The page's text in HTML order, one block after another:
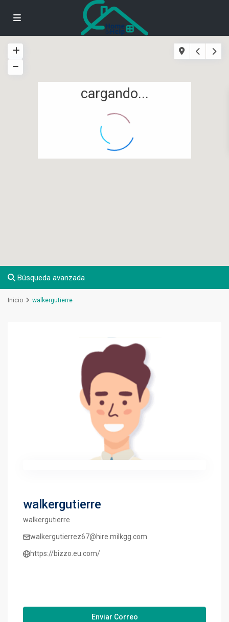
cargando...
Búsqueda avanzada
Inicio walkergutierre
walkergutierre
walkergutierre
walkergutierrez67@hire.milkgg.com
https://bizzo.eu.com/
Enviar Correo